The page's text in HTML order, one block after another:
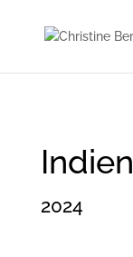
Indien
2024